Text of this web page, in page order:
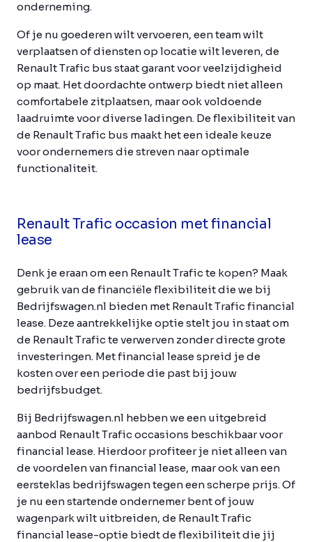
onderneming.
Of je nu goederen wilt vervoeren, een team wilt
verplaatsen of diensten op locatie wilt leveren, de
Renault Trafic bus staat garant voor veelzijdigheid
op maat. Het doordachte ontwerp biedt niet alleen
comfortabele zitplaatsen, maar ook voldoende
laadruimte voor diverse ladingen. De flexibiliteit van
de Renault Trafic bus maakt het een ideale keuze
voor ondernemers die streven naar optimale
functionaliteit.
Renault Trafic occasion met financial
lease
Denk je eraan om een Renault Trafic te kopen? Maak
gebruik van de financiële flexibiliteit die we bij
Bedrijfswagen.nl bieden met Renault Trafic financial
lease. Deze aantrekkelijke optie stelt jou in staat om
de Renault Trafic te verwerven zonder directe grote
investeringen. Met financial lease spreid je de
kosten over een periode die past bij jouw
bedrijfsbudget.
Bij Bedrijfswagen.nl hebben we een uitgebreid
aanbod Renault Trafic occasions beschikbaar voor
financial lease. Hierdoor profiteer je niet alleen van
de voordelen van financial lease, maar ook van een
eersteklas bedrijfswagen tegen een scherpe prijs. Of
je nu een startende ondernemer bent of jouw
wagenpark wilt uitbreiden, de Renault Trafic
financial lease-optie biedt de flexibiliteit die jij